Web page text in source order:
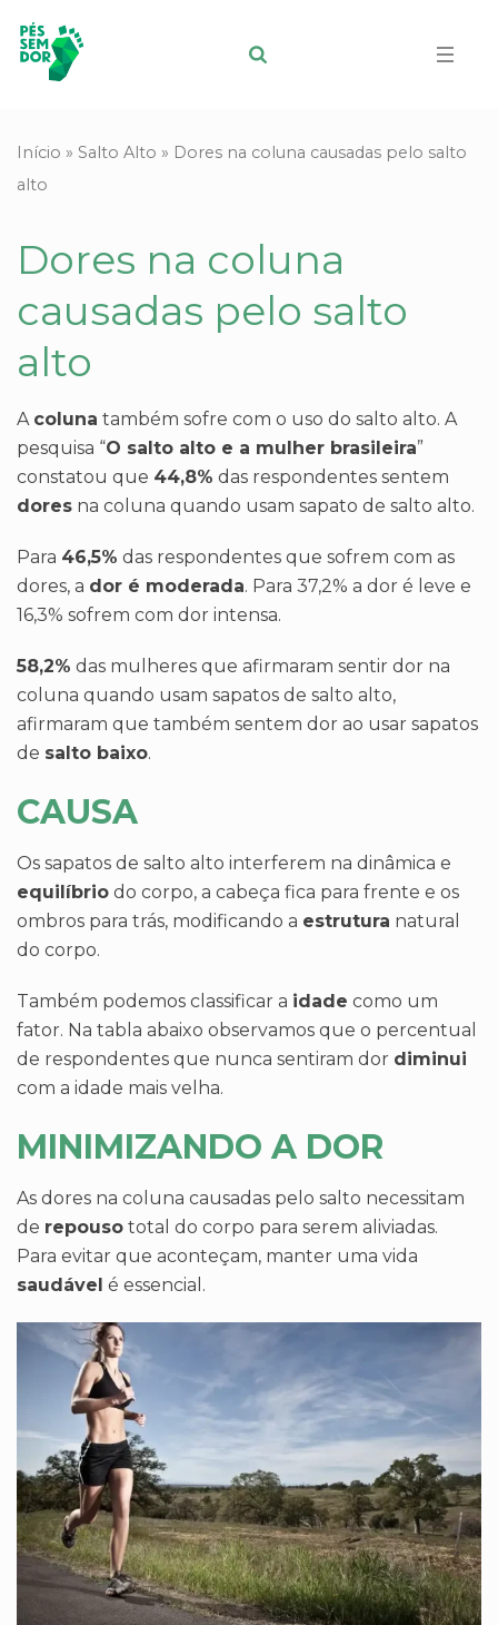
Início » Salto Alto » Dores na coluna causadas pelo salto
alto
Dores na coluna
causadas pelo salto
alto
A coluna também sofre com o uso do salto alto. A
pesquisa “O salto alto e a mulher brasileira”
constatou que 44,8% das respondentes sentem
dores na coluna quando usam sapato de salto alto.
Para 46,5% das respondentes que sofrem com as
dores, a dor é moderada. Para 37,2% a dor é leve e
16,3% sofrem com dor intensa.
58,2% das mulheres que afirmaram sentir dor na
coluna quando usam sapatos de salto alto,
afirmaram que também sentem dor ao usar sapatos
de salto baixo.
CAUSA
Os sapatos de salto alto interferem na dinâmica e
equilíbrio do corpo, a cabeça fica para frente e os
ombros para trás, modificando a estrutura natural
do corpo.
Também podemos classificar a idade como um
fator. Na tabla abaixo observamos que o percentual
de respondentes que nunca sentiram dor diminui
com a idade mais velha.
MINIMIZANDO A DOR
As dores na coluna causadas pelo salto necessitam
de repouso total do corpo para serem aliviadas.
Para evitar que aconteçam, manter uma vida
saudável é essencial.